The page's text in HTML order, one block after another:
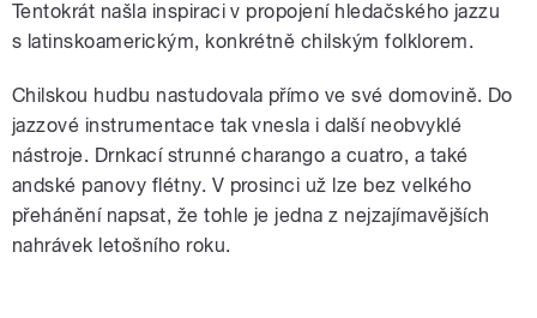
Tentokrát našla inspiraci v propojení hledačského jazzu
s latinskoamerickým, konkrétně chilským folklorem.
Chilskou hudbu nastudovala přímo ve své domovině. Do
jazzové instrumentace tak vnesla i další neobvyklé
nástroje. Drnkací strunné charango a cuatro, a také
andské panovy flétny. V prosinci už lze bez velkého
přehánění napsat, že tohle je jedna z nejzajímavějších
nahrávek letošního roku.